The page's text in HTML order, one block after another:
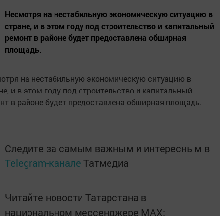
Несмотря на нестабильную экономическую ситуацию в
стране, и в этом году под строительство и капитальный
ремонт в районе будет предоставлена обширная
площадь.
на нестабильную экономическую ситуацию в
и в этом году под строительство и капитальный
в районе будет предоставлена обширная площадь.
Следите за самым важным и интересным в
Telegram-канале Татмедиа
Читайте новости Татарстана в
национальном мессенджере MАХ: